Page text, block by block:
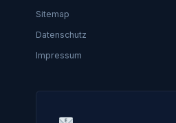
Sitemap
Datenschutz
Impressum